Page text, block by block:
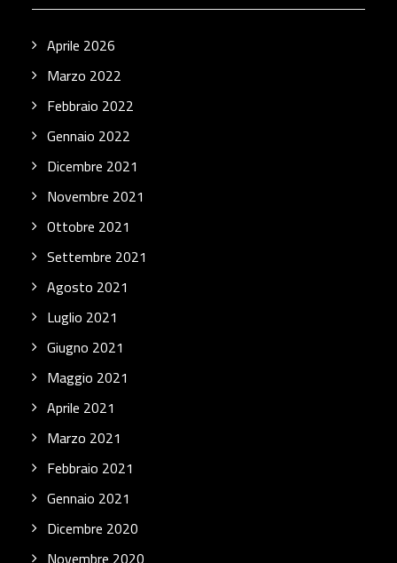
Aprile 2026
Marzo 2022
Febbraio 2022
Gennaio 2022
Dicembre 2021
Novembre 2021
Ottobre 2021
Settembre 2021
Agosto 2021
Luglio 2021
Giugno 2021
Maggio 2021
Aprile 2021
Marzo 2021
Febbraio 2021
Gennaio 2021
Dicembre 2020